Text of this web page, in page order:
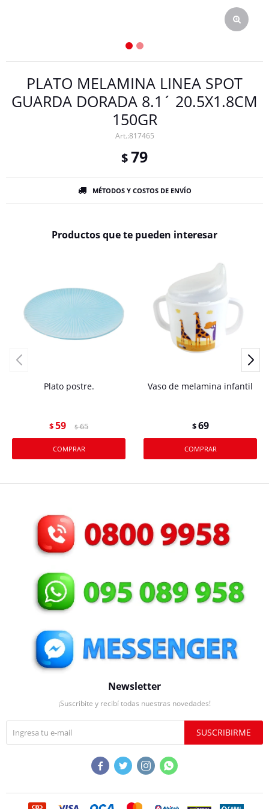
PLATO MELAMINA LINEA SPOT
GUARDA DORADA 8.1´ 20.5X1.8CM
150GR
817465
$79
MÉTODOS Y COSTOS DE ENVÍO
Productos que te pueden interesar
Plato postre.
$59 $ 65
Vaso de melamina infantil
$69
Newsletter
¡Suscribite y recibí todas nuestras novedades!
SUSCRIBIRME
   